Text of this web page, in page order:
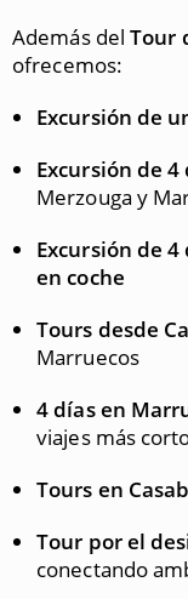
Además delTour
ofrecemos:
Excursión de
Excursión de
Merzouga y
Excursión de
en coche
Tours desde
Marruecos
4 días en
viajes más
Tours en
Tour por el
conectando